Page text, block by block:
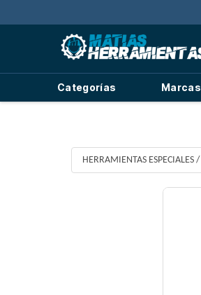
Categorías Marcas
HERRAMIENTAS ESPECIALES /